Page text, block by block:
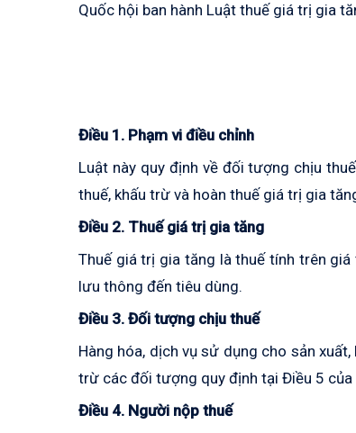
Quốc hội ban hành Luật thuế giá trị gia
Điều 1. Phạm vi điều chỉnh
Luật này quy định về đối tượng chịu
thuế, khấu trừ và hoàn thuế giá trị gia
Điều 2. Thuế giá trị gia tăng
Thuế giá trị gia tăng là thuế tính trên
lưu thông đến tiêu dùng.
Điều 3. Đối tượng chịu thuế
Hàng hóa, dịch vụ sử dụng cho sản
trừ các đối tượng quy định tại Điều 5 của
Điều 4. Người nộp thuế